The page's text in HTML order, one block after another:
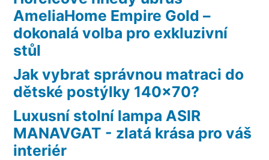
AmeliaHome Empire Gold –
dokonalá volba pro exkluzivní
stůl
Jak vybrat správnou matraci do
dětské postýlky 140×70?
Luxusní stolní lampa ASIR
MANAVGAT - zlatá krása pro váš
interiér